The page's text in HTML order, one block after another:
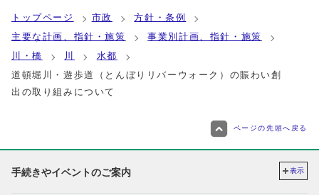
トップページ 市政
方針・条例
主要な計画、指針・施策
事業別計画、指針・施策
川・橋
川
水都
道頓堀川・遊歩道（とんぼりリバーウォーク）の賑わい創
出の取り組みについて
ページの先頭へ戻る
手続きやイベントのご案内 表示